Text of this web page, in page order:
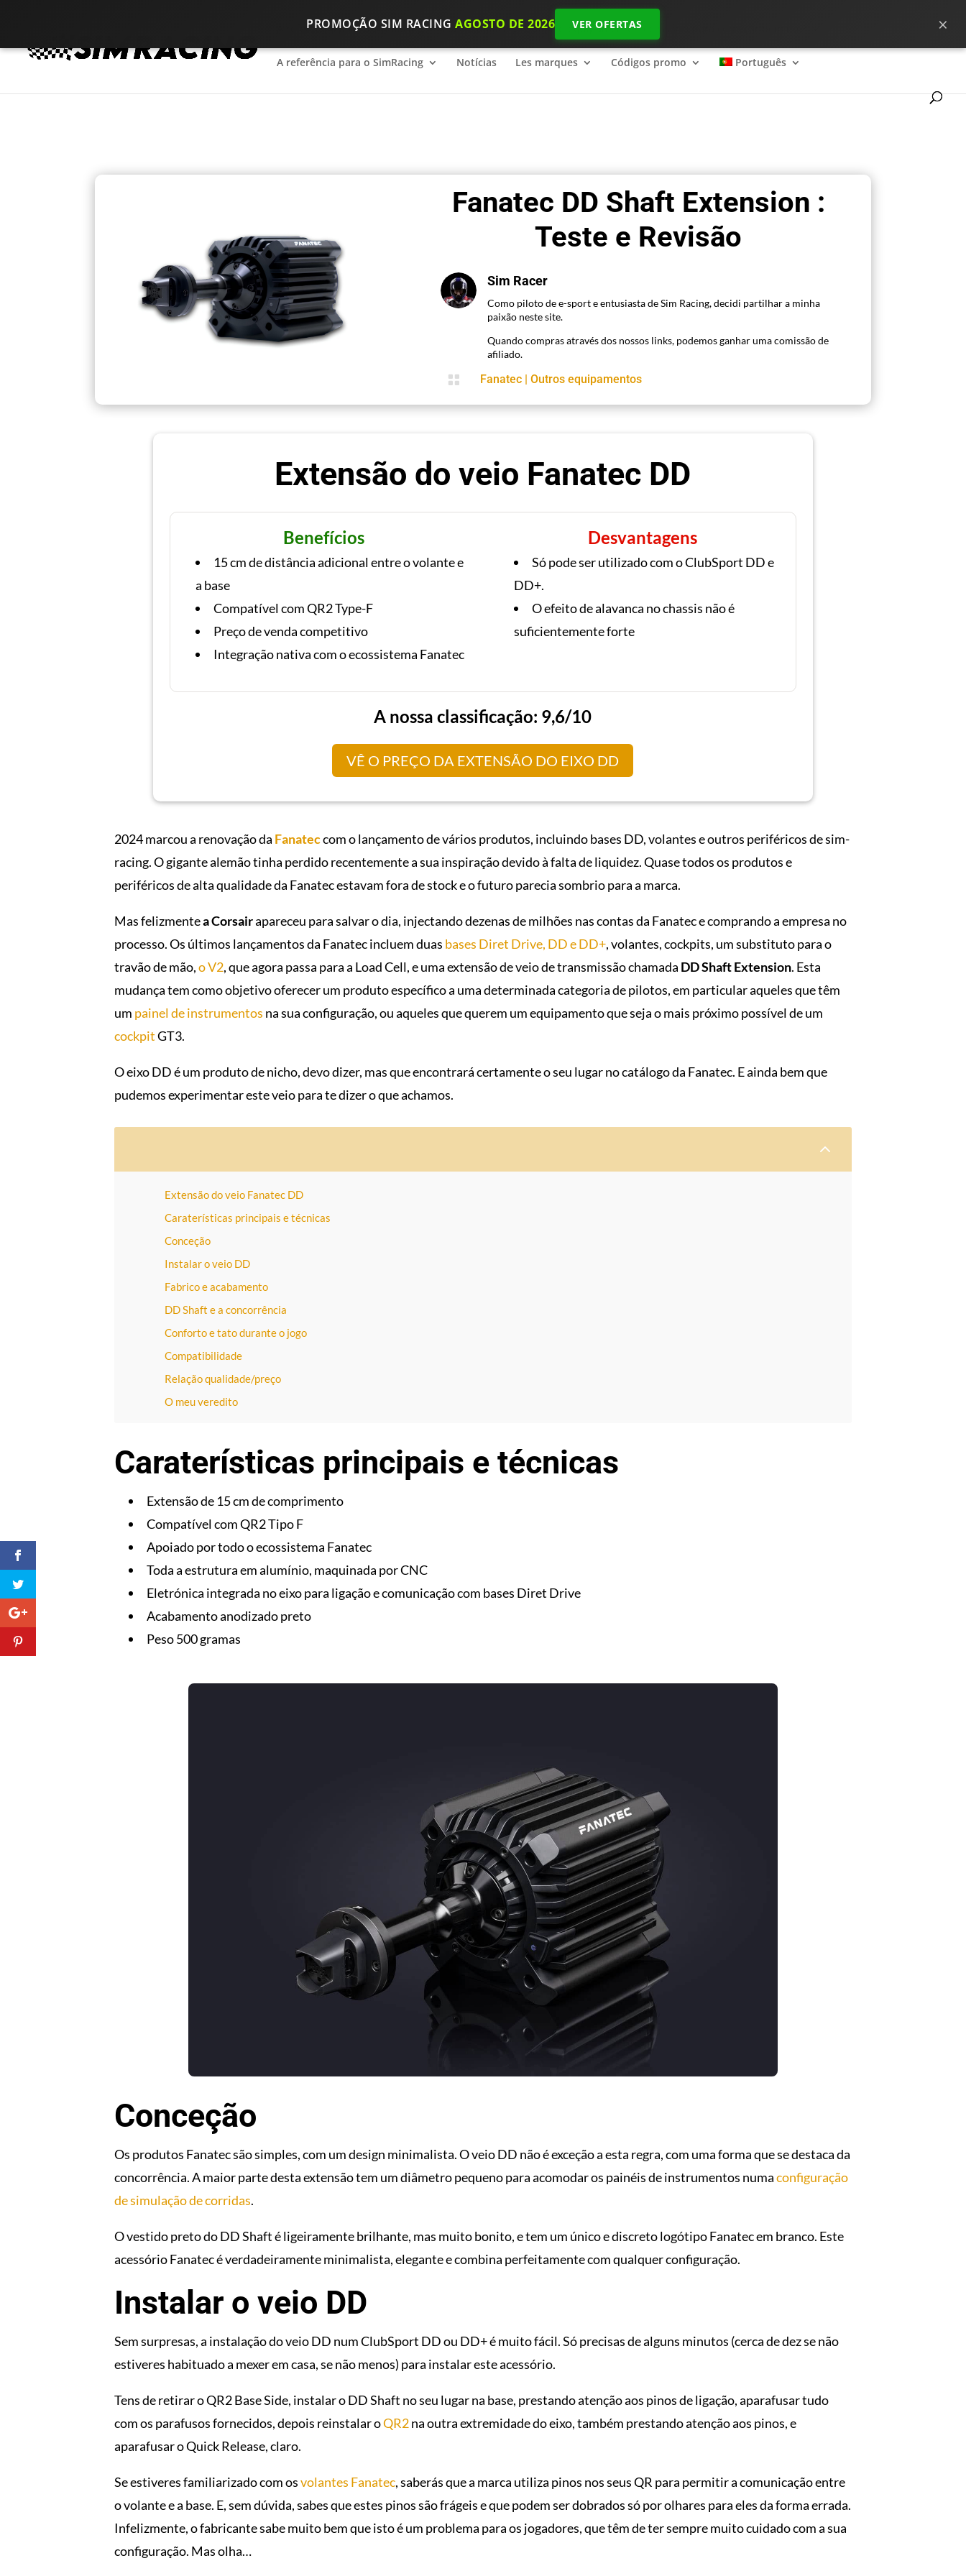
PROMOÇÃO SIM RACINGAGOSTO DE 2026 VER OFERTAS ×
A referência para o SimRacing 2026 SimRacing: Qual é o equipamento necessário para começar bem no ?
A referência para o SimRacing Notícias Les marques Códigos promo Português
Fanatec DD Shaft Extension :
Teste e Revisão
Sim Racer
Como piloto de e-sport e entusiasta de Sim Racing, decidi partilhar a minha
paixão neste site.
Quando compras através dos nossos links, podemos ganhar uma comissão de
afiliado.
 Fanatec |Outros equipamentos
Extensão do veio Fanatec DD
Benefícios
15 cm de distância adicional entre o volante e
a base
Compatível com QR2 Type-F
Preço de venda competitivo
Integração nativa com o ecossistema Fanatec
Desvantagens
Só pode ser utilizado com o ClubSport DD e
DD+.
O efeito de alavanca no chassis não é
suficientemente forte
A nossa classificação: 9,6/10
VÊ O PREÇO DA EXTENSÃO DO EIXO DD
2024 marcou a renovação da Fanateccom o lançamento de vários produtos, incluindo bases DD, volantes e outros periféricos de sim-
racing. O gigante alemão tinha perdido recentemente a sua inspiração devido à falta de liquidez. Quase todos os produtos e
periféricos de alta qualidade da Fanatec estavam fora de stock e o futuro parecia sombrio para a marca.
Mas felizmentea Corsairapareceu para salvar o dia, injectando dezenas de milhões nas contas da Fanatec e comprando a empresa no
processo. Os últimos lançamentos da Fanatec incluem duas bases Diret Drive, DD e DD+, volantes, cockpits, um substituto para o
travão de mão,o V2, que agora passa para a Load Cell, e uma extensão de veio de transmissão chamada DD Shaft Extension. Esta
mudança tem como objetivo oferecer um produto específico a uma determinada categoria de pilotos, em particular aqueles que têm
um painel de instrumentos na sua configuração, ou aqueles que querem um equipamento que seja o mais próximo possível de um
cockpitGT3.
O eixo DD é um produto de nicho, devo dizer, mas que encontrará certamente o seu lugar no catálogo da Fanatec. E ainda bem que
pudemos experimentar este veio para te dizer o que achamos.
2
Extensão do veio Fanatec DD
Caraterísticas principais e técnicas
Conceção
Instalar o veio DD
Fabrico e acabamento
DD Shaft e a concorrência
Conforto e tato durante o jogo
Compatibilidade
Relação qualidade/preço
O meu veredito
Caraterísticas principais e técnicas
Extensão de 15 cm de comprimento
Compatível com QR2 Tipo F
Apoiado por todo o ecossistema Fanatec
Toda a estrutura em alumínio, maquinada por CNC
Eletrónica integrada no eixo para ligação e comunicação com bases Diret Drive
Acabamento anodizado preto
Peso 500 gramas
Conceção
Os produtos Fanatec são simples, com um design minimalista. O veio DD não é exceção a esta regra, com uma forma que se destaca da
concorrência. A maior parte desta extensão tem um diâmetro pequeno para acomodar os painéis de instrumentos numaconfiguração
de simulação de corridas.
O vestido preto do DD Shaft é ligeiramente brilhante, mas muito bonito, e tem um único e discreto logótipo Fanatec em branco. Este
acessório Fanatec é verdadeiramente minimalista, elegante e combina perfeitamente com qualquer configuração.
Instalar o veio DD
Sem surpresas, a instalação do veio DD num ClubSport DD ou DD+ é muito fácil. Só precisas de alguns minutos (cerca de dez se não
estiveres habituado a mexer em casa, se não menos) para instalar este acessório.
Tens de retirar o QR2 Base Side, instalar o DD Shaft no seu lugar na base, prestando atenção aos pinos de ligação, aparafusar tudo
com os parafusos fornecidos, depois reinstalar oQR2na outra extremidade do eixo, também prestando atenção aos pinos, e
aparafusar o Quick Release, claro.
Se estiveres familiarizado com osvolantes Fanatec, saberás que a marca utiliza pinos nos seus QR para permitir a comunicação entre
o volante e a base. E, sem dúvida, sabes que estes pinos são frágeis e que podem ser dobrados só por olhares para eles da forma errada.
Infelizmente, o fabricante sabe muito bem que isto é um problema para os jogadores, que têm de ter sempre muito cuidado com a sua
configuração. Mas olha…